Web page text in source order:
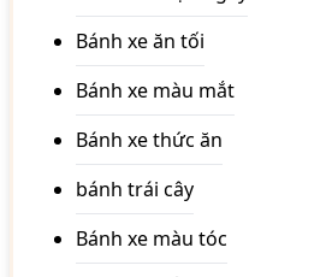
Bánh xe ăn tối
Bánh xe màu mắt
Bánh xe thức ăn
bánh trái cây
Bánh xe màu tóc